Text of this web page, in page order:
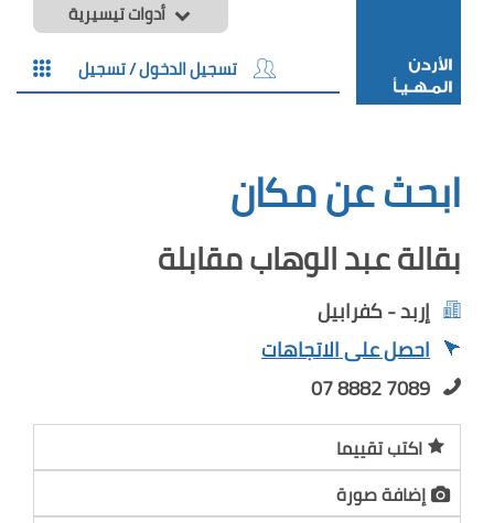
أدوات تيسيرية
تسجيل الدخول / تسجيل
ابحث عن مكان
بقالة عبد الوهاب مقابلة
إربد - كفرابيل
احصل على الاتجاهات
07 8882 7089
اكتب تقييما
إضافة صورة